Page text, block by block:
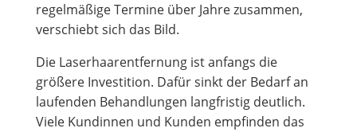
regelmäßige Termine über Jahre zusammen,
verschiebt sich das Bild.
Die Laserhaarentfernung ist anfangs die
größere Investition. Dafür sinkt der Bedarf an
laufenden Behandlungen langfristig deutlich.
Viele Kundinnen und Kunden empfinden das